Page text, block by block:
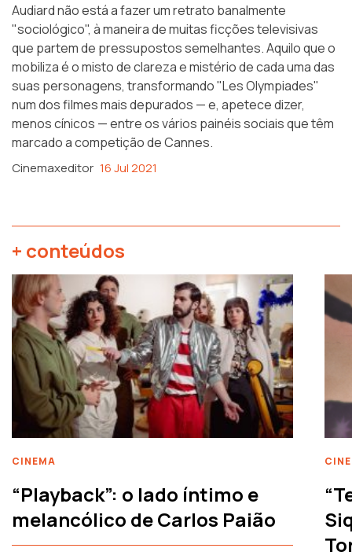
Audiard não está a fazer um retrato banalmente
"sociológico", à maneira de muitas ficções televisivas
que partem de pressupostos semelhantes. Aquilo que o
mobiliza é o misto de clareza e mistério de cada uma das
suas personagens, transformando "Les Olympiades"
num dos filmes mais depurados — e, apetece dizer,
menos cínicos — entre os vários painéis sociais que têm
marcado a competição de Cannes.
Cinemaxeditor 16 Jul 2021
+ conteúdos
CINEMA
“Playback”: o lado íntimo e
melancólico de Carlos Paião